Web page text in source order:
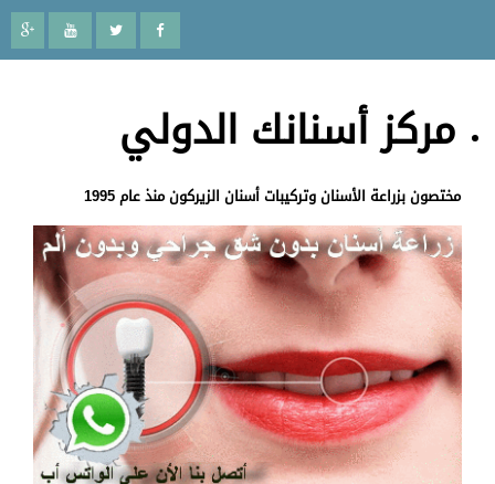
مركز أسنانك الدولي
مختصون بزراعة الأسنان وتركيبات أسنان الزيركون منذ عام 1995